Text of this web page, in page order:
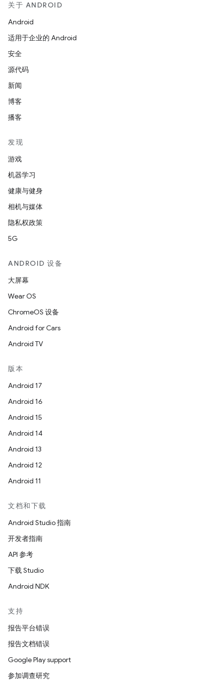
关于 ANDROID
Android
适用于企业的 Android
安全
源代码
新闻
博客
播客
发现
游戏
机器学习
健康与健身
相机与媒体
隐私权政策
5G
ANDROID 设备
大屏幕
Wear OS
ChromeOS 设备
Android for Cars
Android TV
版本
Android 17
Android 16
Android 15
Android 14
Android 13
Android 12
Android 11
文档和下载
Android Studio 指南
开发者指南
API 参考
下载 Studio
Android NDK
支持
报告平台错误
报告文档错误
Google Play support
参加调查研究